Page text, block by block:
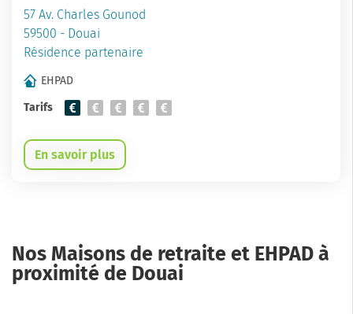
57 Av. Charles Gounod
59500 - Douai
Résidence partenaire
EHPAD
Tarifs
En savoir plus
Nos Maisons de retraite et EHPAD à
proximité de Douai